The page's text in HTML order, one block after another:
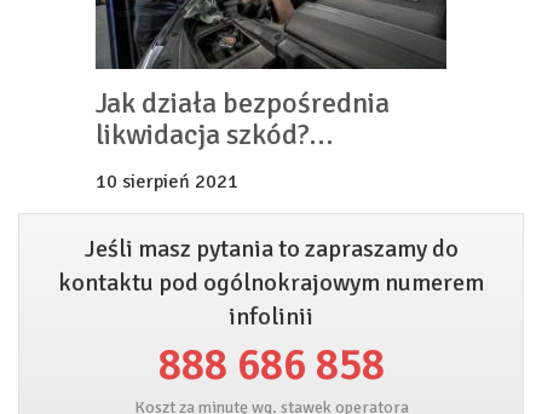
Jak działa bezpośrednia
likwidacja szkód?
Ubezpieczenie BLS w
praktyce.
10 sierpień 2021
Jeśli masz pytania to zapraszamy do
kontaktu pod ogólnokrajowym numerem
infolinii
888 686 858
Koszt za minutę wg. stawek operatora